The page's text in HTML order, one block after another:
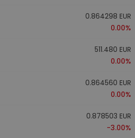
0.864298 EUR
0.00%
511.480 EUR
0.00%
0.864560 EUR
0.00%
0.878503 EUR
-3.00%